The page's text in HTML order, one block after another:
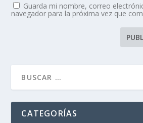
Guarda mi nombre, correo
navegador para la próxima vez que
CATEGORÍAS